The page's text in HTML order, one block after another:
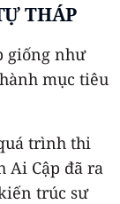
THÁP
giống như
mục tiêu
trình thi
Ai Cập đã ra
trúc sư